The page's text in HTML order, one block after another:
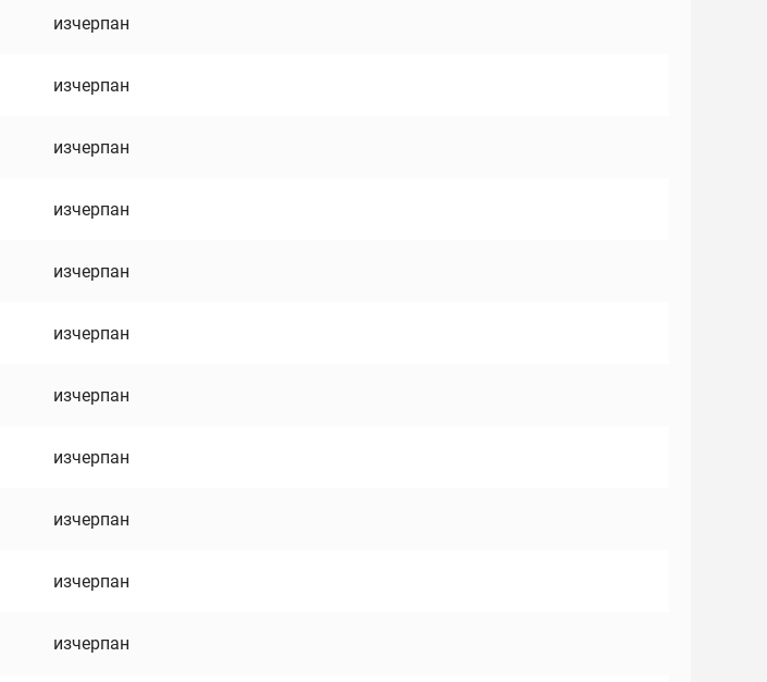
изчерпан
изчерпан
изчерпан
изчерпан
изчерпан
изчерпан
изчерпан
изчерпан
изчерпан
изчерпан
изчерпан